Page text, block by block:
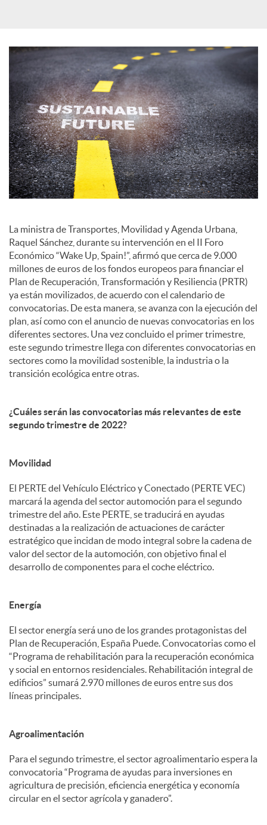
s
S
o
c
i
a
l
e
s
La ministra de Transportes, Movilidad y Agenda Urbana,
Raquel Sánchez, durante su intervención en el II Foro
Económico “Wake Up, Spain!”, afirmó que cerca de 9.000
millones de euros de los fondos europeos para financiar el
Plan de Recuperación, Transformación y Resiliencia (PRTR)
ya están movilizados, de acuerdo con el calendario de
convocatorias. De esta manera, se avanza con la ejecución del
plan, así como con el anuncio de nuevas convocatorias en los
diferentes sectores. Una vez concluido el primer trimestre,
este segundo trimestre llega con diferentes convocatorias en
sectores como la movilidad sostenible, la industria o la
transición ecológica entre otras.
¿Cuáles serán las convocatorias más relevantes de este
segundo trimestre de 2022?
Movilidad
El PERTE del Vehículo Eléctrico y Conectado (PERTE VEC)
marcará la agenda del sector automoción para el segundo
trimestre del año. Este PERTE, se traducirá en ayudas
destinadas a la realización de actuaciones de carácter
estratégico que incidan de modo integral sobre la cadena de
valor del sector de la automoción, con objetivo final el
desarrollo de componentes para el coche eléctrico.
Energía
El sector energía será uno de los grandes protagonistas del
Plan de Recuperación, España Puede. Convocatorias como el
“Programa de rehabilitación para la recuperación económica
y social en entornos residenciales. Rehabilitación integral de
edificios” sumará 2.970 millones de euros entre sus dos
líneas principales.
Agroalimentación
Para el segundo trimestre, el sector agroalimentario espera la
convocatoria “Programa de ayudas para inversiones en
agricultura de precisión, eficiencia energética y economía
circular en el sector agrícola y ganadero”.